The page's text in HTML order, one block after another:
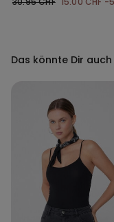
Das könnte Dir